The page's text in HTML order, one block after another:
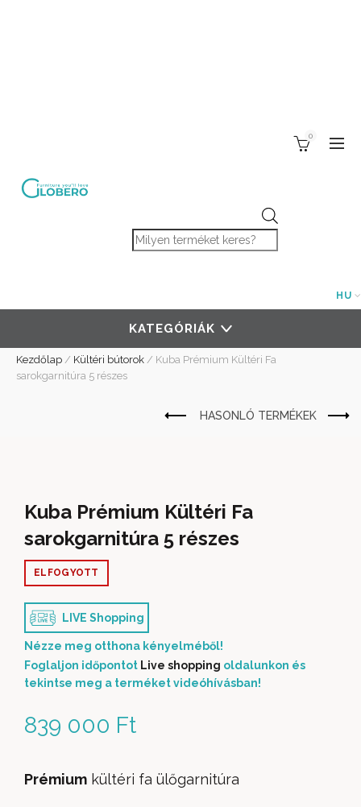
Products search
0
HU
KATEGÓRIÁK
Kezdőlap / Kültéri bútorok / Kuba Prémium Kültéri Fa
sarokgarnitúra 5 részes
Kuba Prémium Kültéri Fa
sarokgarnitúra 5 részes
839 000 Ft
ELFOGYOTT
LIVE Shopping
Nézze meg otthona kényelméből!
Foglaljon időpontot Live shopping oldalunkon és
tekintse meg a terméket videóhívásban!
Prémium kültéri fa ülőgarnitúra